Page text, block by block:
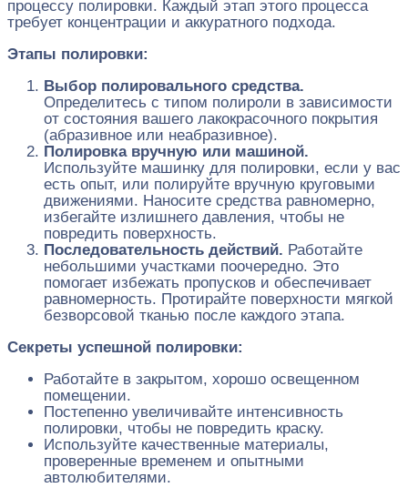
процессу полировки. Каждый этап этого процесса
требует концентрации и аккуратного подхода.
Этапы полировки:
Выбор полировального средства.
Определитесь с типом полироли в зависимости
от состояния вашего лакокрасочного покрытия
(абразивное или неабразивное).
Полировка вручную или машиной.
Используйте машинку для полировки, если у вас
есть опыт, или полируйте вручную круговыми
движениями. Наносите средства равномерно,
избегайте излишнего давления, чтобы не
повредить поверхность.
Последовательность действий. Работайте
небольшими участками поочередно. Это
помогает избежать пропусков и обеспечивает
равномерность. Протирайте поверхности мягкой
безворсовой тканью после каждого этапа.
Секреты успешной полировки:
Работайте в закрытом, хорошо освещенном
помещении.
Постепенно увеличивайте интенсивность
полировки, чтобы не повредить краску.
Используйте качественные материалы,
проверенные временем и опытными
автолюбителями.